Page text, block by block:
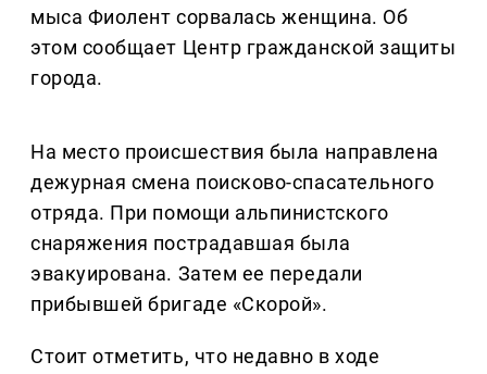
мыса Фиолент сорвалась женщина. Об
этом сообщает Центр гражданской защиты
города.
На место происшествия была направлена
дежурная смена поисково-спасательного
отряда. При помощи альпинистского
снаряжения пострадавшая была
эвакуирована. Затем ее передали
прибывшей бригаде «Скорой».
Стоит отметить, что недавно в ходе